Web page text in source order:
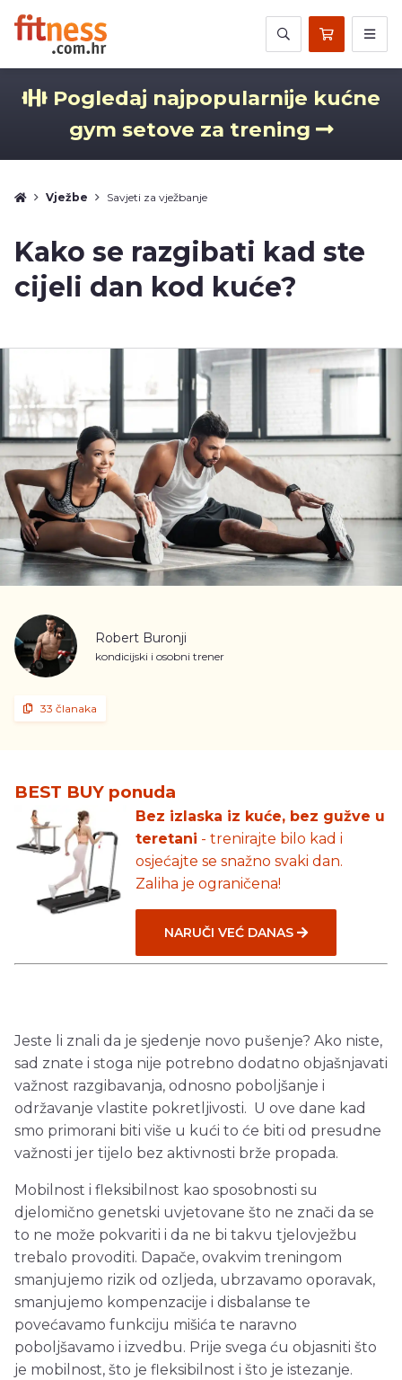
Pogledaj najpopularnije kućne
gym setove za trening
Vježbe Savjeti za vježbanje
Kako se razgibati kad ste
cijeli dan kod kuće?
Robert Buronji
kondicijski i osobni trener
33 članaka
BEST BUY ponuda
Bez izlaska iz kuće, bez gužve u
teretani - trenirajte bilo kad i
osjećajte se snažno svaki dan.
Zaliha je ograničena!
NARUČI VEĆ DANAS
Jeste li znali da je sjedenje novo pušenje? Ako niste,
sad znate i stoga nije potrebno dodatno objašnjavati
važnost razgibavanja, odnosno poboljšanje i
održavanje vlastite pokretljivosti. U ove dane kad
smo primorani biti više u kući to će biti od presudne
važnosti jer tijelo bez aktivnosti brže propada.
Mobilnost i fleksibilnost kao sposobnosti su
djelomično genetski uvjetovane što ne znači da se
to ne može pokvariti i da ne bi takvu tjelovježbu
trebalo provoditi. Dapače, ovakvim treningom
smanjujemo rizik od ozljeda, ubrzavamo oporavak,
smanjujemo kompenzacije i disbalanse te
povećavamo funkciju mišića te naravno
poboljšavamo i izvedbu. Prije svega ću objasniti što
je mobilnost, što je fleksibilnost i što je istezanje.